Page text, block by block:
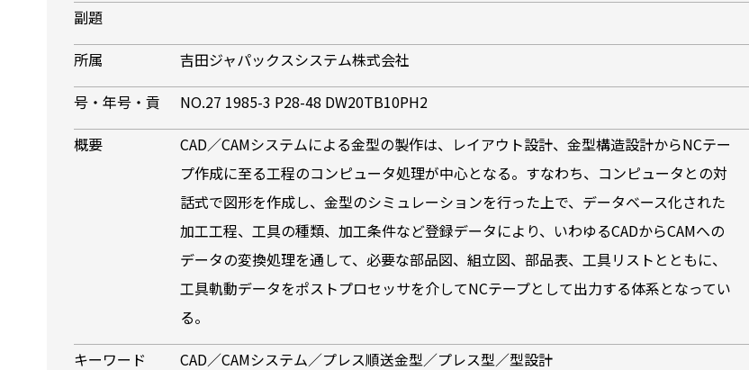
副題
所属
吉田ジャパックスシステム株式会社
号・年号・貢
NO.27 1985-3 P28-48 DW20TB10PH2
概要
CAD／CAMシステムによる金型の製作は、レイアウト設計、金型構造設計からNCテー
プ作成に至る工程のコンピュータ処理が中心となる。すなわち、コンピュータとの対
話式で図形を作成し、金型のシミュレーションを行った上で、データベース化された
加工工程、工具の種類、加工条件など登録データにより、いわゆるCADからCAMへの
データの変換処理を通して、必要な部品図、組立図、部品表、工具リストとともに、
工具軌動データをポストプロセッサを介してNCテープとして出力する体系となってい
る。
キーワード CAD／CAMシステム／プレス順送金型／プレス型／型設計